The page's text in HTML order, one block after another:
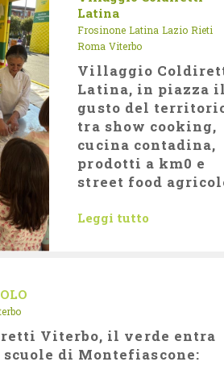
Latina
Frosinone Latina Lazio Rieti
Roma Viterbo
Villaggio
Latina, in piazza
gusto del
tra show cooking,
cucina contadina,
prodotti a km0 e
street food
Leggi tutto
Viterbo, il verde entra
di Montefiascone: